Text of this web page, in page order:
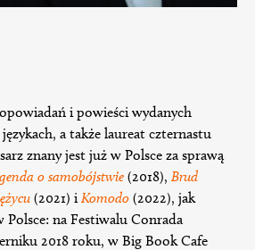
i powieści wydanych
a także laureat czternastu
znany jest już w Polsce za sprawą
o samobójstwie (2018), Brud
(2021) iKomodo (2022), jak
na Festiwalu Conrada
2018 roku, w Big Book Cafe